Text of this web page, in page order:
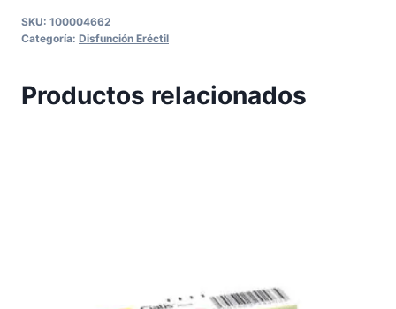
SKU: 100004662
Categoría: Disfunción Eréctil
Productos relacionados